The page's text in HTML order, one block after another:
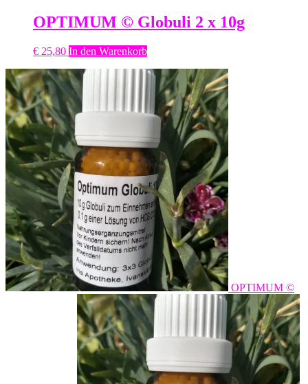
OPTIMUM © Globuli 2 x 10g
€ 25,80 In den Warenkorb
OPTIMUM ©